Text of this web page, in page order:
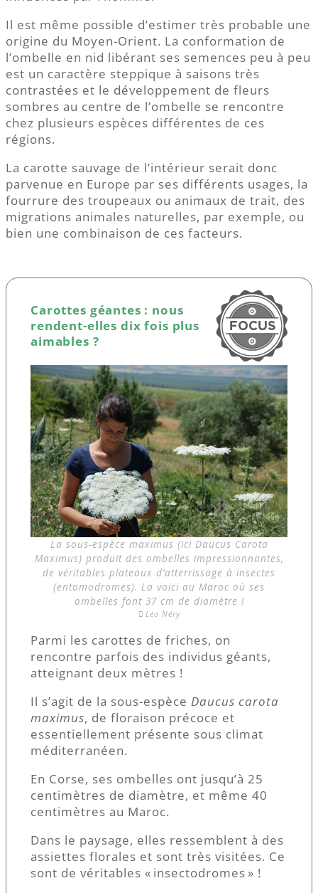
Il est même possible d’estimer très probable une
origine du Moyen-Orient. La conformation de
l’ombelle en nid libérant ses semences peu à peu
est un caractère steppique à saisons très
contrastées et le développement de fleurs
sombres au centre de l’ombelle se rencontre
chez plusieurs espèces différentes de ces
régions.
La carotte sauvage de l’intérieur serait donc
parvenue en Europe par ses différents usages, la
fourrure des troupeaux ou animaux de trait, des
migrations animales naturelles, par exemple, ou
bien une combinaison de ces facteurs.
Carottes géantes : nous
rendent-elles dix fois plus
aimables ?
La sous-espèce maximus (ici Daucus Carota
Maximus) produit des ombelles impressionnantes,
de véritables plateaux d’atterrissage à insectes
(entomodromes). La voici au Maroc où ses
ombelles font 37 cm de diamètre !
Léo Néry
Parmi les carottes de friches, on
rencontre parfois des individus géants,
atteignant deux mètres !
Il s’agit de la sous-espèce Daucus carota
maximus, de floraison précoce et
essentiellement présente sous climat
méditerranéen.
En Corse, ses ombelles ont jusqu’à 25
centimètres de diamètre, et même 40
centimètres au Maroc.
Dans le paysage, elles ressemblent à des
assiettes florales et sont très visitées. Ce
sont de véritables « insectodromes » !